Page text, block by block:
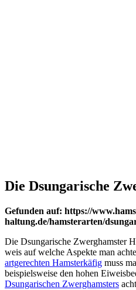
Die Dsungarische
Gefunden auf: https://
haltung.de/hamsterarten/
Die Dsungarische Zwerghamster
weis auf welche Aspekte man
artgerechten Hamsterkäfig muss
beispielsweise den hohen
Dsungarischen Zwerghamsters